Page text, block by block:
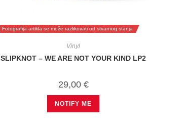
Fotografija artikla se može razlikovati od stvarnog stanja
Vinyl
SLIPKNOT – WE ARE NOT YOUR KIND LP2
29,00 €
NOTIFY ME